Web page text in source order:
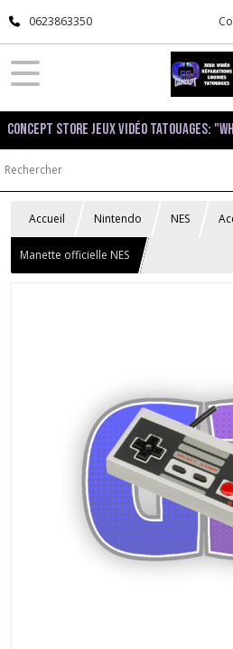
0623863350
Concept Store Jeux Vidéo Tatouages:
Accueil Nintendo NES
Manette officielle NES